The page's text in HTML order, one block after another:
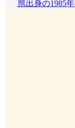
県出身の1985